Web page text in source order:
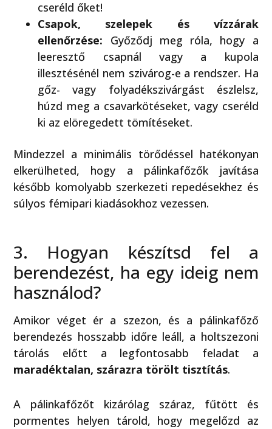
cseréld őket!
Csapok, szelepek és vízzárak
ellenőrzése: Győződj meg róla, hogy a
leeresztő csapnál vagy a kupola
illesztésénél nem szivárog-e a rendszer. Ha
gőz- vagy folyadékszivárgást észlelsz,
húzd meg a csavarkötéseket, vagy cseréld
ki az elöregedett tömítéseket.
Mindezzel a minimális törődéssel hatékonyan
elkerülheted, hogy a pálinkafőzők javítása
később komolyabb szerkezeti repedésekhez és
súlyos fémipari kiadásokhoz vezessen.
3. Hogyan készítsd fel a
berendezést, ha egy ideig nem
használod?
Amikor véget ér a szezon, és a pálinkafőző
berendezés hosszabb időre leáll, a holtszezoni
tárolás előtt a legfontosabb feladat a
maradéktalan, szárazra törölt tisztítás.
A pálinkafőzőt kizárólag száraz, fűtött és
pormentes helyen tárold, hogy megelőzd az